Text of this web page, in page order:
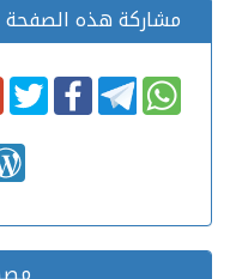
مشاركة هذه الصفحة